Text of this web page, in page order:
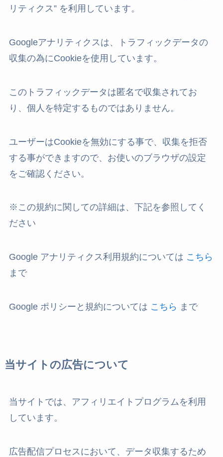
リティクス” を利用しています。
Googleアナリティクスは、トラフィックデータの
収集の為にCookieを使用しています。
このトラフィックデータは匿名で収集されてお
り、個人を特定するものではありません。
ユーザーはCookieを無効にする事で、収集を拒否
する事ができますので、お使いのブラウザの設定
をご確認ください。
※この規約に関しての詳細は、下記を参照してく
ださい
Google アナリティクス利用規約については こちら
まで
Google ポリシーと規約については こちら まで
当サイトの広告について
当サイトでは、アフィリエイトプログラムを利用
しています。
広告配信プロセスにおいて、データ収集するため